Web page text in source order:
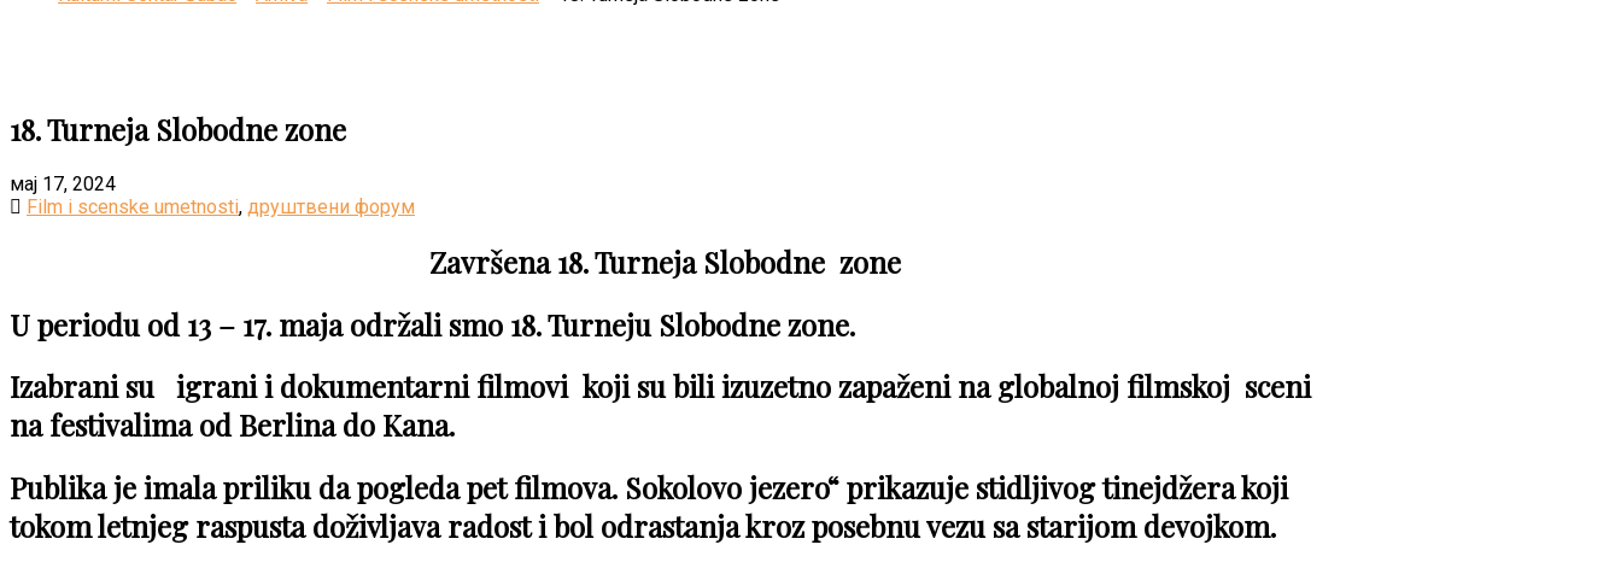
18. Turneja Slobodne zone
мај 17, 2024
Film i scenske umetnosti, друштвени форум
Završena 18. Turneja Slobodne zone
U periodu od 13 – 17. maja održali smo 18. Turneju Slobodne zone.
Izabrani su igrani i dokumentarni filmovi koji su bili izuzetno zapaženi na globalnoj filmskoj sceni
na festivalima od Berlina do Kana.
Publika je imala priliku da pogleda pet filmova. Sokolovo jezero“ prikazuje stidljivog tinejdžera koji
tokom letnjeg raspusta doživljava radost i bol odrastanja kroz posebnu vezu sa starijom devojkom.